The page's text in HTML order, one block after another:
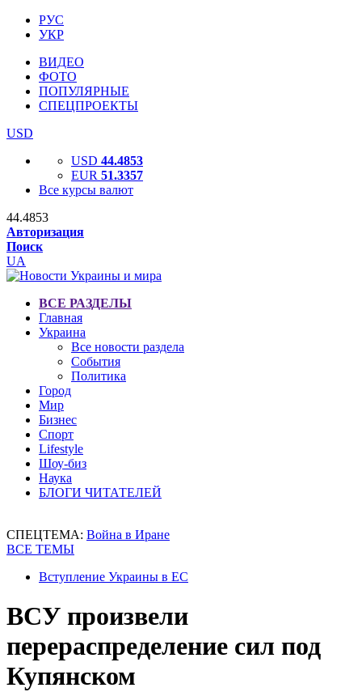
РУС
УКР
ВИДЕО
ФОТО
ПОПУЛЯРНЫЕ
СПЕЦПРОЕКТЫ
USD
USD 44.4853
EUR 51.3357
Все курсы валют
44.4853
Авторизация
Поиск
UA
ВСЕ РАЗДЕЛЫ
Главная
Украина
Все новости раздела
События
Политика
Город
Мир
Бизнес
Спорт
Lifestyle
Шоу-биз
Наука
БЛОГИ ЧИТАТЕЛЕЙ
СПЕЦТЕМА: Война в Иране
ВСЕ ТЕМЫ
Вступление Украины в ЕС
ВСУ произвели
перераспределение сил под
Купянском